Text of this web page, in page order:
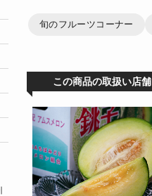
旬のフルーツコーナー
この商品の取扱い店舗